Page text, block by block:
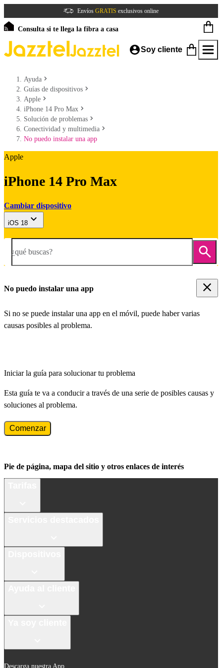
Envíos GRATIS exclusivos online
Consulta si te llega la fibra a casa
Soy cliente
Ayuda
Guías de dispositivos
Apple
iPhone 14 Pro Max
Solución de problemas
Conectividad y multimedia
No puedo instalar una app
Apple
iPhone 14 Pro Max
Cambiar dispositivo
iOS 18
¿qué buscas?
No puedo instalar una app
Si no se puede instalar una app en el móvil, puede haber varias
causas posibles al problema.
Iniciar la guía para solucionar tu problema
Esta guía te va a conducir a través de una serie de posibles causas y
soluciones al problema.
Comenzar
Pie de página, mapa del sitio y otros enlaces de interés
Descarga nuestra App